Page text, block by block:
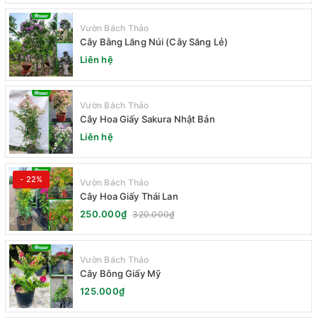
Vườn Bách Thảo
Cây Bằng Lăng Núi (Cây Săng Lẻ)
Liên hệ
Vườn Bách Thảo
Cây Hoa Giấy Sakura Nhật Bản
Liên hệ
- 22% Vườn Bách Thảo
Cây Hoa Giấy Thái Lan
250.000₫ 320.000₫
Vườn Bách Thảo
Cây Bông Giấy Mỹ
125.000₫